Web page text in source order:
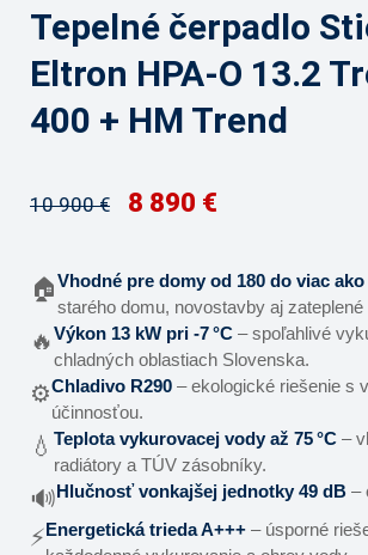
Tepelné čerpadlo
Eltron HPA-O 13.2
400 + HM Trend
10 900 € 8 890 €
🏠Vhodné pre domy od 180 do viac ako
starého domu, novostavby aj
🔥Výkon 13 kW pri -7 °C – spoľahlivé
chladných oblastiach Slovenska.
⚙️Chladivo R290 – ekologické riešenie s
účinnosťou.
💧 Teplota vykurovacej vody až 75 °C –
radiátory a TÚV zásobníky.
🔊Hlučnosť vonkajšej jednotky 49 dB –
⚡Energetická trieda A+++ – úsporné